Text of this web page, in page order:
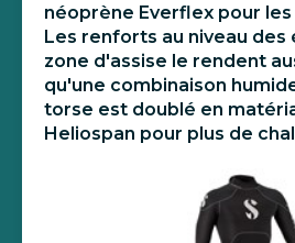
néoprène Everflex pour les
Les renforts au niveau des
zone d'assise le rendent
qu'une combinaison
torse est doublé en
Heliospan pour plus de